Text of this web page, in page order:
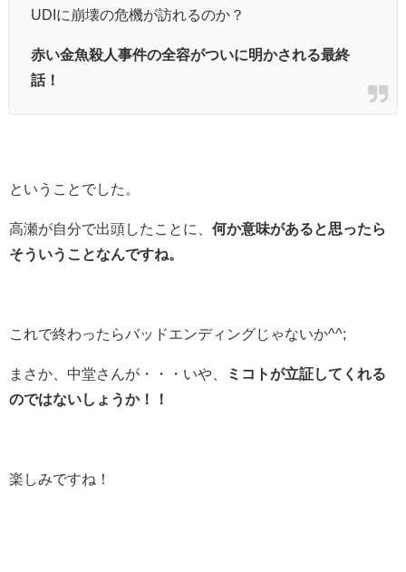
UDIに崩壊の危機が訪れるのか？
赤い金魚殺人事件の全容がついに明かされる最終
話！
ということでした。
高瀬が自分で出頭したことに、 何か意味があると思ったら
そういうことなんですね。
これで終わったらバッドエンディングじゃないか^^;
まさか、中堂さんが・・・いや、
ミコトが立証してくれる
のではないしょうか！！
楽しみですね！